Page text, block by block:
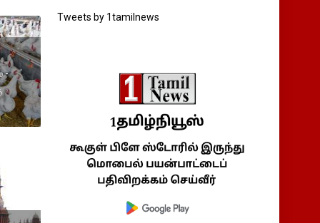
-
Tweets by 1tamilnews